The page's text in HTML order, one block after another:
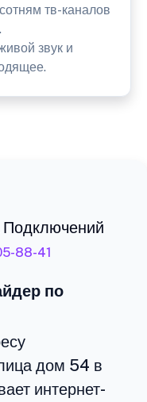
тв-каналов
звук и
88-41
по
дом 54 в
интернет-